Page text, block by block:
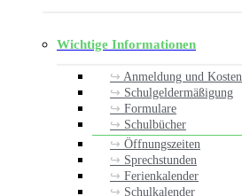
Wichtige Informationen
Anmeldung und Kosten
Schulgeldermäßigung
Formulare
Schulbücher
Öffnungszeiten
Sprechstunden
Ferienkalender
Schulkalender